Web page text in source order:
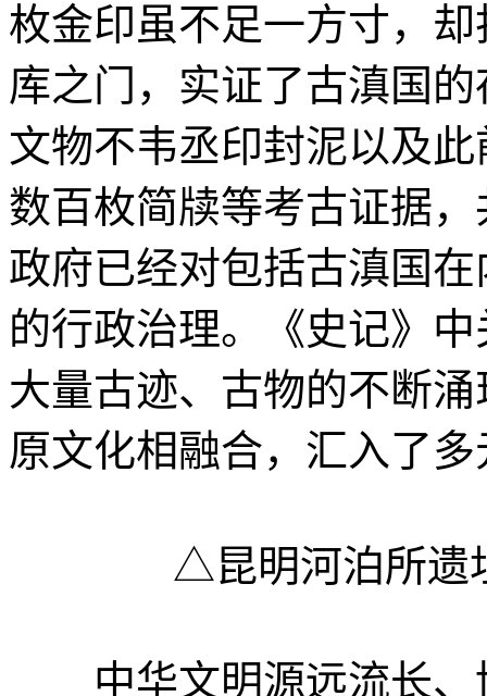
枚金印虽不足一方寸，
库之门，实证了古滇国
文物不韦丞印封泥以及
数百枚简牍等考古证据
政府已经对包括古滇国
的行政治理。《史记》
大量古迹、古物的不断
原文化相融合，汇入了
△昆明河泊所遗
中华文明源远流长、